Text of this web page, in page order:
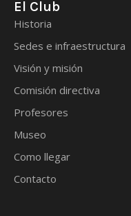
El Club
Historia
Sedes e infraestructura
Visión y misión
Comisión directiva
Profesores
Museo
Como llegar
Contacto